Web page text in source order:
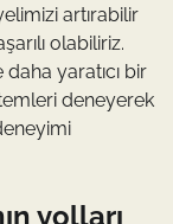
artırabilir
olabiliriz.
yaratıcı bir
deneyerek
yolları